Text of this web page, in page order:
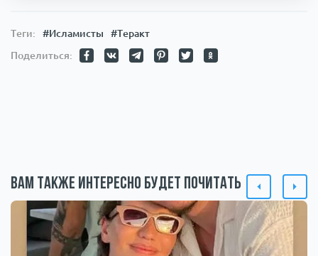
Теги: #Исламисты
#Теракт
Поделиться:
Вам также интересно будет почитать